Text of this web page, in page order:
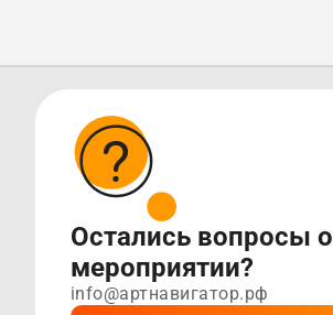
Остались вопросы о
мероприятии?
info@артнавигатор.рф